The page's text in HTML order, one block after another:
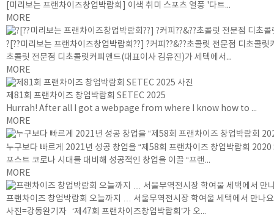
[미리보는 프랜차이즈창업박람회] 이색 취미 스포츠 열풍 '다트...
MORE
?[??미리보는 프랜차이즈창업박람회??] ?커피??&??초콜릿 전문점 디초콜릿
초콜릿 전문점 디초콜릿커피앤드(대표이사 김유진)가 세텍에서...
MORE
제81회 프랜차이즈 창업박람회 SETEC 2025
Hurrah! After all I got a webpage from where I know how to ...
MORE
누구보다 빠르게 2021년 성공 창업을 “제58회 프랜차이즈 창업박람회
포스트 코로나 시대를 대비해 성공적인 창업을 이끌 “프랜...
MORE
프랜차이즈 창업박람회 오늘까지 … 서울무역전시장 학여울 세택에서 만나요
사진=강동완기자 ‘제47회 프랜차이즈창업박람회’가 오...